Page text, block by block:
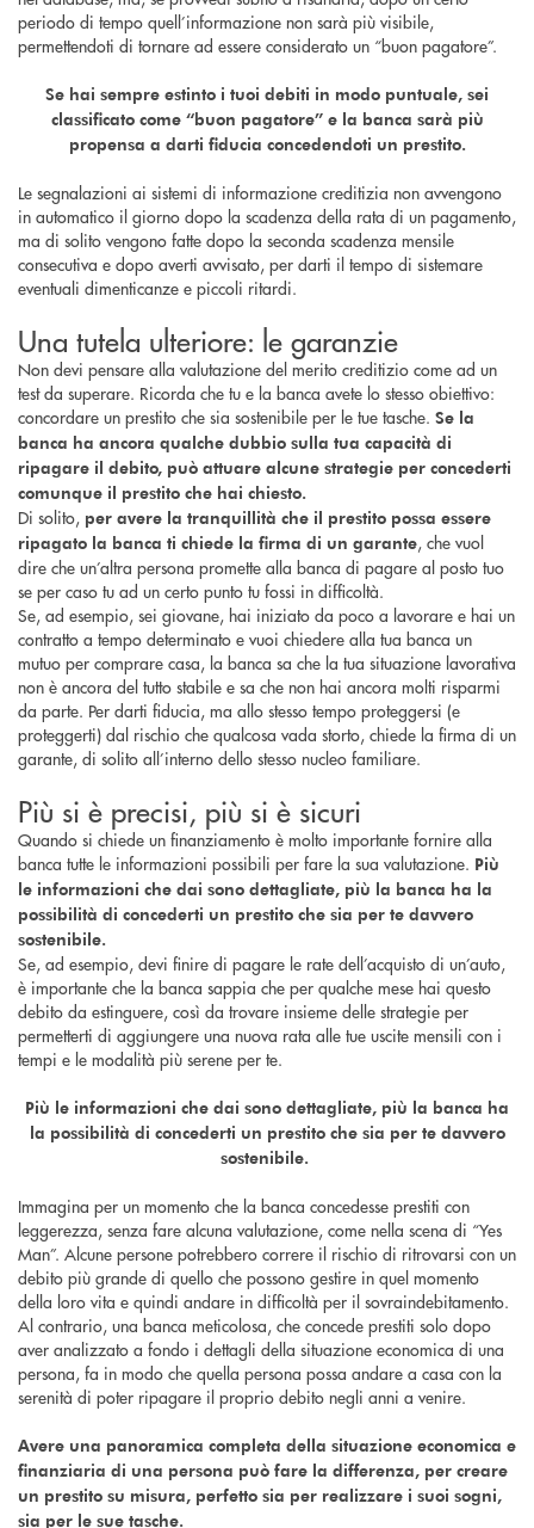
periodo di tempo quell’informazione non sarà più visibile,
permettendoti di tornare ad essere considerato un “buon pagatore”.
Se hai sempre estinto i tuoi debiti in modo puntuale, sei
classificato come “buon pagatore” e la banca sarà più
propensa a darti fiducia concedendoti un prestito.
Le segnalazioni ai sistemi di informazione creditizia non avvengono
in automatico il giorno dopo la scadenza della rata di un pagamento,
ma di solito vengono fatte dopo la seconda scadenza mensile
consecutiva e dopo averti avvisato, per darti il tempo di sistemare
eventuali dimenticanze e piccoli ritardi.
Una tutela ulteriore: le garanzie
Non devi pensare alla valutazione del merito creditizio come ad un
test da superare. Ricorda che tu e la banca avete lo stesso obiettivo:
concordare un prestito che sia sostenibile per le tue tasche. Se la
banca ha ancora qualche dubbio sulla tua capacità di
ripagare il debito, può attuare alcune strategie per concederti
comunque il prestito che hai chiesto.
Di solito, per avere la tranquillità che il prestito possa essere
ripagato la banca ti chiede la firma di un garante, che vuol
dire che un’altra persona promette alla banca di pagare al posto tuo
se per caso tu ad un certo punto tu fossi in difficoltà.
Se, ad esempio, sei giovane, hai iniziato da poco a lavorare e hai un
contratto a tempo determinato e vuoi chiedere alla tua banca un
mutuo per comprare casa, la banca sa che la tua situazione lavorativa
non è ancora del tutto stabile e sa che non hai ancora molti risparmi
da parte. Per darti fiducia, ma allo stesso tempo proteggersi (e
proteggerti) dal rischio che qualcosa vada storto, chiede la firma di un
garante, di solito all’interno dello stesso nucleo familiare.
Più si è precisi, più si è sicuri
Quando si chiede un finanziamento è molto importante fornire alla
banca tutte le informazioni possibili per fare la sua valutazione. Più
le informazioni che dai sono dettagliate, più la banca ha la
possibilità di concederti un prestito che sia per te davvero
sostenibile.
Se, ad esempio, devi finire di pagare le rate dell’acquisto di un’auto,
è importante che la banca sappia che per qualche mese hai questo
debito da estinguere, così da trovare insieme delle strategie per
permetterti di aggiungere una nuova rata alle tue uscite mensili con i
tempi e le modalità più serene per te.
Più le informazioni che dai sono dettagliate, più la banca ha
la possibilità di concederti un prestito che sia per te davvero
sostenibile.
Immagina per un momento che la banca concedesse prestiti con
leggerezza, senza fare alcuna valutazione, come nella scena di “Yes
Man”. Alcune persone potrebbero correre il rischio di ritrovarsi con un
debito più grande di quello che possono gestire in quel momento
della loro vita e quindi andare in difficoltà per il sovraindebitamento.
Al contrario, una banca meticolosa, che concede prestiti solo dopo
aver analizzato a fondo i dettagli della situazione economica di una
persona, fa in modo che quella persona possa andare a casa con la
serenità di poter ripagare il proprio debito negli anni a venire.
Avere una panoramica completa della situazione economica e
finanziaria di una persona può fare la differenza, per creare
un prestito su misura, perfetto sia per realizzare i suoi sogni,
sia per le sue tasche.